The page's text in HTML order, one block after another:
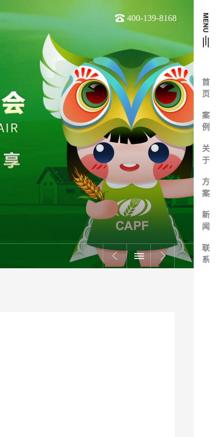
首
页
案
例
关
于
方
案
新
闻
联
系
400-139-8168